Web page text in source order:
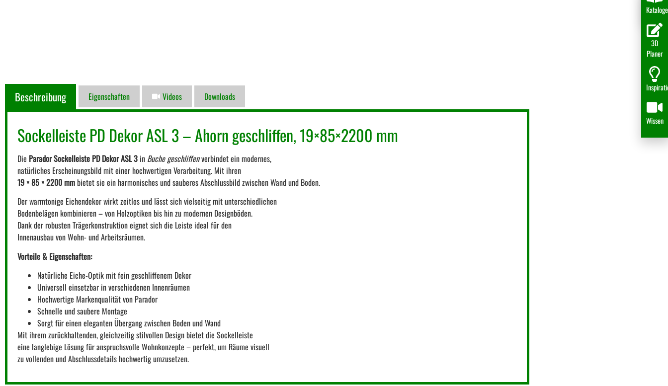
Beschreibung Eigenschaften Videos Downloads
Sockelleiste PD Dekor ASL 3 – Ahorn geschliffen, 19×85×2200 mm
Die Parador Sockelleiste PD Dekor ASL 3 in Buche geschliffenverbindet ein modernes,
natürliches Erscheinungsbild mit einer hochwertigen Verarbeitung. Mit ihren
19 × 85 × 2200 mm bietet sie ein harmonisches und sauberes Abschlussbild zwischen Wand und Boden.
Der warmtonige Eichendekor wirkt zeitlos und lässt sich vielseitig mit unterschiedlichen
Bodenbelägen kombinieren – von Holzoptiken bis hin zu modernen Designböden.
Dank der robusten Trägerkonstruktion eignet sich die Leiste ideal für den
Innenausbau von Wohn- und Arbeitsräumen.
Vorteile & Eigenschaften:
Natürliche Eiche-Optik mit fein geschliffenem Dekor
Universell einsetzbar in verschiedenen Innenräumen
Hochwertige Markenqualität von Parador
Schnelle und saubere Montage
Sorgt für einen eleganten Übergang zwischen Boden und Wand
Mit ihrem zurückhaltenden, gleichzeitig stilvollen Design bietet die Sockelleiste
eine langlebige Lösung für anspruchsvolle Wohnkonzepte – perfekt, um Räume visuell
zu vollenden und Abschlussdetails hochwertig umzusetzen.
Kataloge
3D
Planer
Wissen